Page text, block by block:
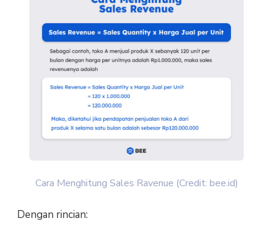
Cara Menghitung Sales Ravenue (Credit: bee.id)
Dengan rincian: